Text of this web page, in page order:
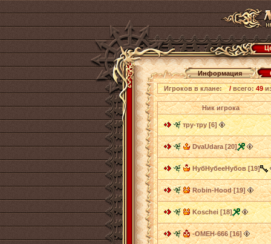
Информация
Игроков в клане: /всего:49
Ник игрока
тру-тру [6]
DvaUdara [20]
НубНубееНубов [19]
Robin-Hood [19]
Koschei [18]
-ОМЕН-666 [16]